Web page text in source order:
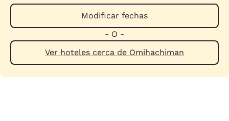
Modificar fechas
- O -
Ver hoteles cerca de Omihachiman